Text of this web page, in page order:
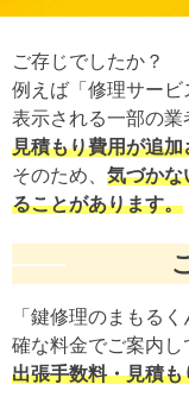
ご存じでしたか？
例えば「修理サー
表示される一部の業
見積もり費用が追加
そのため、 気づかな
ることがあります。
「鍵修理のまもる
確な料金でご案内し
出張手数料・見積